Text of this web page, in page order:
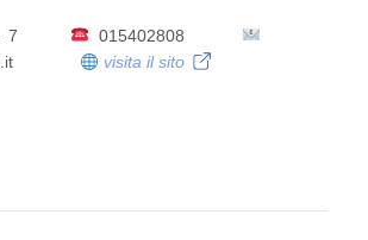
7
015402808
visita il sito